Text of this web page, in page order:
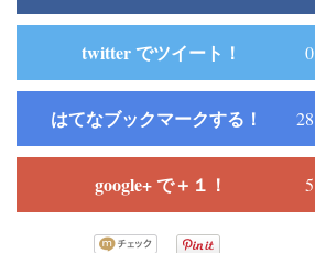
twitter でツイート！ 0
はてなブックマークする！ 28
google+ で＋１！ 5